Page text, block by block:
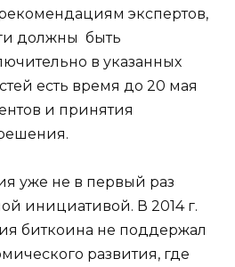
экспертов,
должны быть
в указанных
есть время до 20 мая
и принятия
уже не в первый раз
инициативой. В 2014 г.
биткоина не поддержал
развития, где